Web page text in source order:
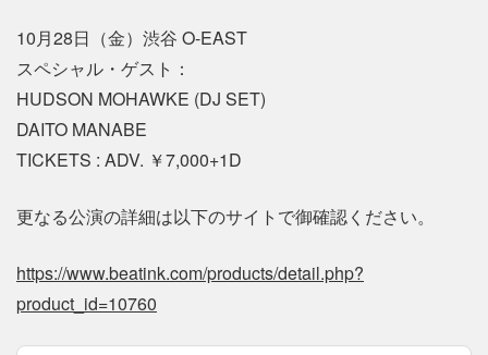
10月28日（金）渋谷 O-EAST
スペシャル・ゲスト：
HUDSON MOHAWKE (DJ SET)
DAITO MANABE
TICKETS : ADV. ￥7,000+1D
更なる公演の詳細は以下のサイトで御確認ください。
https://www.beatink.com/products/detail.php?
product_id=10760